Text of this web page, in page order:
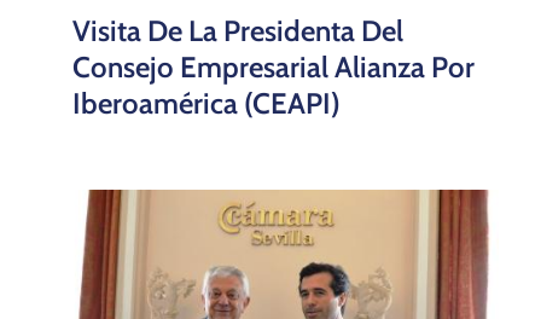
Visita De La Presidenta Del
Consejo Empresarial Alianza Por
Iberoamérica (CEAPI)